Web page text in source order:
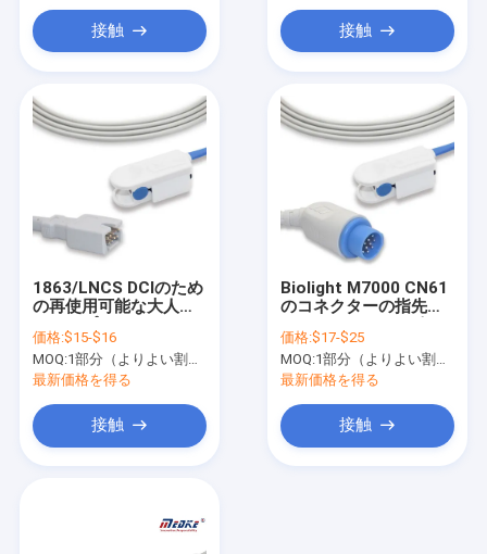
製品
企業情報
お問い合わせ
再使用可能なSpo2センサー
使い捨て可能なSpo2センサー
使い捨て可能なspo2調査
SPO2延長ケーブル
接触 接触
1863/LNCS DCIのため
の再使用可能な大人指
3m
価格:$15-$16
MOQ:1部分（よりよい割引のより多くのqty）
最新価格を得る
接触
Biolight M7000 CN61
のコネクターの指先
価格:$17-$25
MOQ:1部分（よりよい割引のより多くのqty）
最新価格を得る
接触